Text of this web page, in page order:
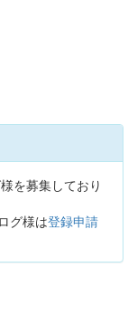
を募集しており
グ様は登録申請